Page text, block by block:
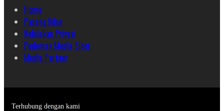
Home
Pasang Iklan
Kebijakan Privasi
Pedoman Media Siber
Media Partner
Terhubung dengan kami